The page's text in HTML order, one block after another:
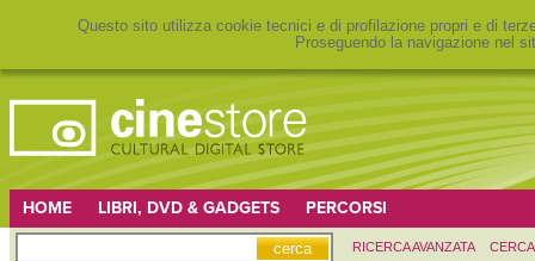
Questo sito utilizza cookie tecnici e di profilazione propri e di
Proseguendo la navigazione nel
HOME LIBRI, DVD & GADGETS PERCORSI
RICERCA AVANZATA